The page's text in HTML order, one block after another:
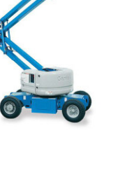
ÎNĂLŢIME MAX. DE LUCRU
15,94 m